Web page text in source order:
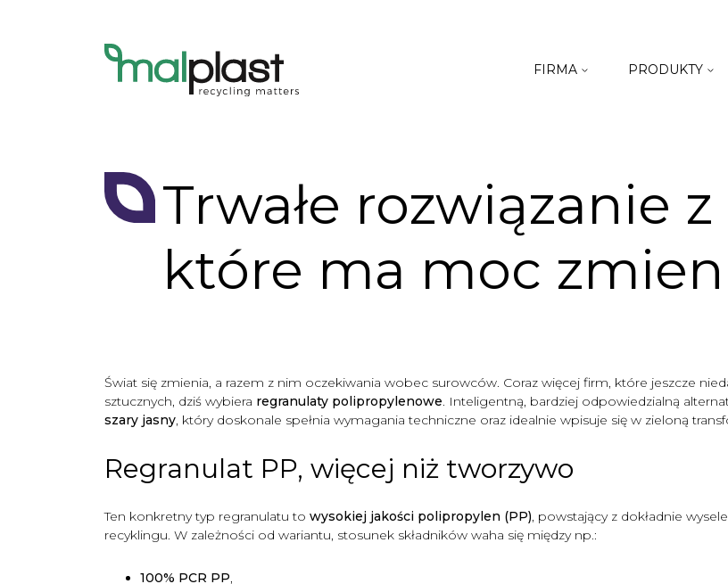
FIRMA PRODUKTY
Trwałe rozwiązanie
które ma moc
Świat się zmienia, a razem z nim oczekiwania wobec surowców. Coraz więcej firm, które jeszcze
sztucznych, dziś wybiera regranulaty polipropylenowe. Inteligentną, bardziej odpowiedzialną
szary jasny, który doskonale spełnia wymagania techniczne oraz idealnie wpisuje się w zieloną
Regranulat PP, więcej niż tworzywo
Ten konkretny typ regranulatu to wysokiej jakości polipropylen (PP), powstający z dokładnie
recyklingu. W zależności od wariantu, stosunek składników waha się między np.:
100% PCR PP,